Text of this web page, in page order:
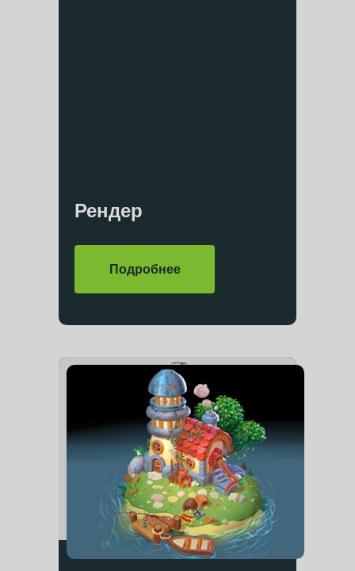
Express Анатомия
Рендер
Подробнее